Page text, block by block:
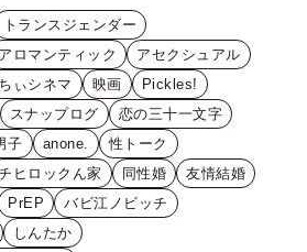
トランスジェンダー
アロマンティック
アセクシュアル
ぃシネマ 映画
Pickles!
スナップログ
恋の三十一文字
子
anone.
性トーク
ヒロックん家 同性婚
友情結婚
PrEP
バビ江ノビッチ
しんたか